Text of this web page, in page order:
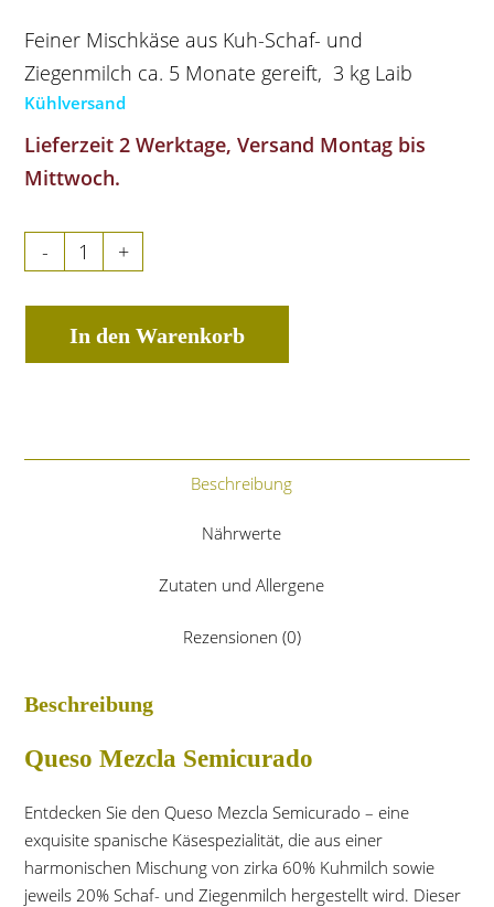
Feiner Mischkäse aus Kuh-Schaf- und
Ziegenmilch ca. 5 Monate gereift, 3 kg Laib
Kühlversand
Lieferzeit 2 Werktage, Versand Montag bis
Mittwoch.
- +
In den Warenkorb
Beschreibung
Nährwerte
Zutaten und Allergene
Rezensionen (0)
Beschreibung
Queso Mezcla Semicurado
Entdecken Sie den Queso Mezcla Semicurado – eine
exquisite spanische Käsespezialität, die aus einer
harmonischen Mischung von zirka 60% Kuhmilch sowie
jeweils 20% Schaf- und Ziegenmilch hergestellt wird. Dieser